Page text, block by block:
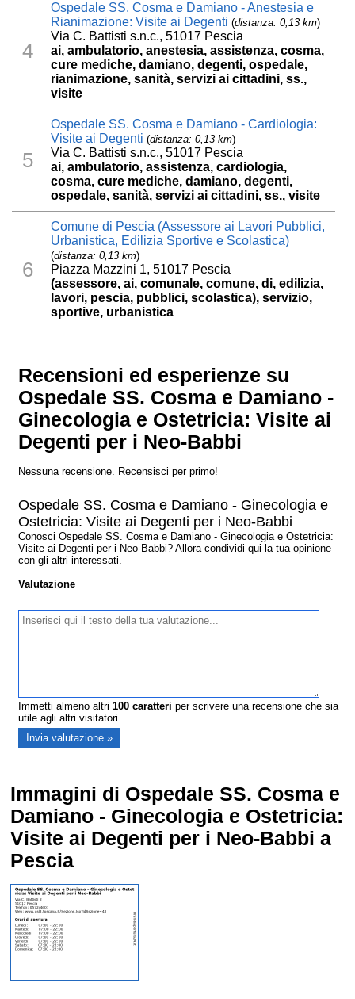
4
Ospedale SS. Cosma e Damiano - Anestesia e
Rianimazione: Visite ai Degenti (distanza: 0,13 km)
Via C. Battisti s.n.c., 51017 Pescia
ai, ambulatorio, anestesia, assistenza, cosma,
cure mediche, damiano, degenti, ospedale,
rianimazione, sanità, servizi ai cittadini, ss.,
visite
5
Ospedale SS. Cosma e Damiano - Cardiologia:
Visite ai Degenti (distanza: 0,13 km)
Via C. Battisti s.n.c., 51017 Pescia
ai, ambulatorio, assistenza, cardiologia,
cosma, cure mediche, damiano, degenti,
ospedale, sanità, servizi ai cittadini, ss., visite
6
Comune di Pescia (Assessore ai Lavori Pubblici,
Urbanistica, Edilizia Sportive e Scolastica)
(distanza: 0,13 km)
Piazza Mazzini 1, 51017 Pescia
(assessore, ai, comunale, comune, di, edilizia,
lavori, pescia, pubblici, scolastica), servizio,
sportive, urbanistica
Recensioni ed esperienze su
Ospedale SS. Cosma e Damiano -
Ginecologia e Ostetricia: Visite ai
Degenti per i Neo-Babbi
Nessuna recensione. Recensisci per primo!
Ospedale SS. Cosma e Damiano - Ginecologia e
Ostetricia: Visite ai Degenti per i Neo-Babbi
Conosci Ospedale SS. Cosma e Damiano - Ginecologia e Ostetricia:
Visite ai Degenti per i Neo-Babbi? Allora condividi qui la tua opinione
con gli altri interessati.
Valutazione
Immetti almeno altri100 caratteri per scrivere una recensione che sia
utile agli altri visitatori.
Immagini di Ospedale SS. Cosma e
Damiano - Ginecologia e Ostetricia:
Visite ai Degenti per i Neo-Babbi a
Pescia